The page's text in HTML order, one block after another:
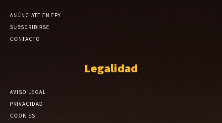
ANÚNCIATE EN EPY
SUBSCRIBIRSE
CONTACTO
Legalidad
AVISO LEGAL
PRIVACIDAD
COOKIES